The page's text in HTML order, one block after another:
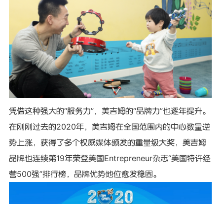
凭借这种强大的“服务力”，美吉姆的“品牌力”也逐年提升。
在刚刚过去的2020年，美吉姆在全国范围内的中心数量逆
势上涨，获得了多个权威媒体颁发的重量级大奖，美吉姆
品牌也连续第19年荣登美国Entrepreneur杂志“美国特许经
营500强”排行榜，品牌优势地位愈发稳固。